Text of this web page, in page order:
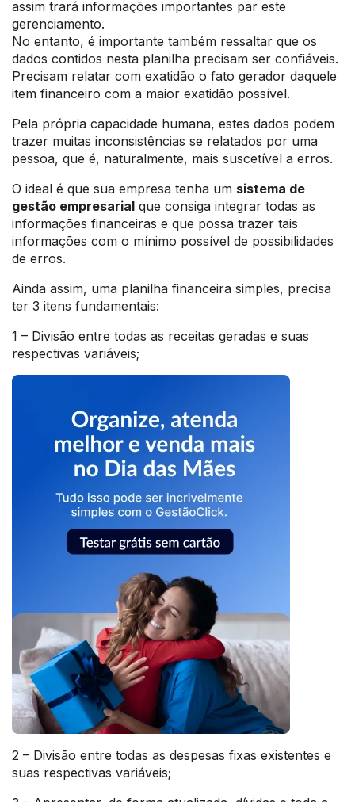
assim trará informações importantes par este
gerenciamento.
No entanto, é importante também ressaltar que os
dados contidos nesta planilha precisam ser confiáveis.
Precisam relatar com exatidão o fato gerador daquele
item financeiro com a maior exatidão possível.
Pela própria capacidade humana, estes dados podem
trazer muitas inconsistências se relatados por uma
pessoa, que é, naturalmente, mais suscetível a erros.
O ideal é que sua empresa tenha um sistema de
gestão empresarial que consiga integrar todas as
informações financeiras e que possa trazer tais
informações com o mínimo possível de possibilidades
de erros.
Ainda assim, uma planilha financeira simples, precisa
ter 3 itens fundamentais:
1 – Divisão entre todas as receitas geradas e suas
respectivas variáveis;
2 – Divisão entre todas as despesas fixas existentes e
suas respectivas variáveis;